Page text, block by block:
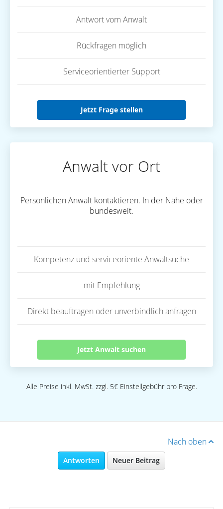
Antwort vom Anwalt
Rückfragen möglich
Serviceorientierter Support
Jetzt Frage stellen
Anwalt vor Ort
Persönlichen Anwalt kontaktieren. In der Nähe oder
bundesweit.
Kompetenz und serviceoriente Anwaltsuche
mit Empfehlung
Direkt beauftragen oder unverbindlich anfragen
Jetzt Anwalt suchen
Alle Preise inkl. MwSt. zzgl. 5€ Einstellgebühr pro Frage.
Nach oben
Antworten Neuer Beitrag